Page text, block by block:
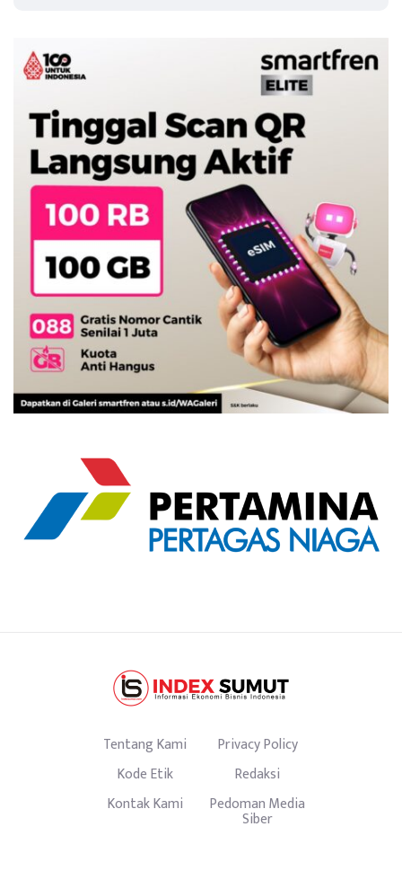
Tentang Kami
Privacy Policy
Kode Etik
Redaksi
Kontak Kami
Pedoman Media
Siber